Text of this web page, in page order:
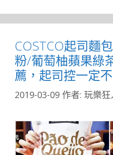
COSTCO起司麵
粉/葡萄柚蘋果綠
薦，起司控一定
2019-03-09 作者: 玩樂狂